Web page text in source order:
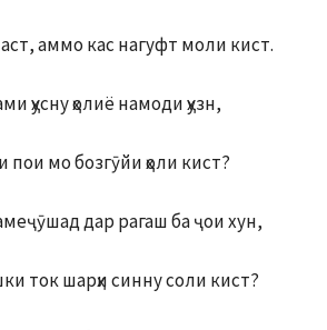
аммо кас нагуфт моли кист.
ҳусну ҳолиё намоди ҳузн,
пои мо бозгӯйи ҳоли кист?
дар рагаш ба ҷои хун,
ток шарҳи синну соли кист?